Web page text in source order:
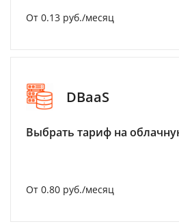
От 0.13 руб./месяц
DBaaS
Выбрать тариф на
От 0.80 руб./месяц